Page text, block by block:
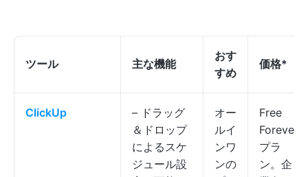
ツール 主な機能
おす
すめ
価格*
ClickUp
– ドラッグ
＆ドロップ
によるスケ
ジュール設
オー
ルイ
ンワ
ンの
Free
Forever
プラ
ン。企